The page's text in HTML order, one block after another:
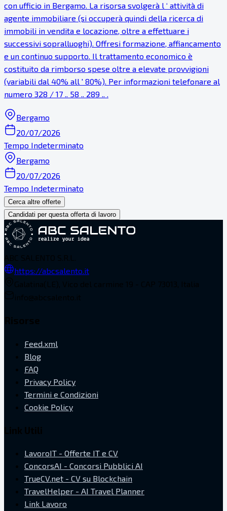
con ufficio in Bergamo. La risorsa svolgerà l ‘ attività di
agente immobiliare (si occuperà quindi della ricerca di
immobili in vendita e locazione, oltre a effettuare i
successivi sopralluoghi). Offresi formazione, affiancamento
e un continuo supporto. Il trattamento economico è
costituito da rimborso spese oltre a elevate provvigioni
(variabili dal 40% all ' 80%). Per informazioni telefonare al
numero 328 / 17 .. 58 .. 289 .. .
Bergamo
20/07/2026
Tempo Indeterminato
Bergamo
20/07/2026
Tempo Indeterminato
Cerca altre offerte
Candidati per questa offerta di lavoro
https://abcsalento.it
Feed.xml
Blog
FAQ
Privacy Policy
Termini e Condizioni
Cookie Policy
LavoroIT - Offerte IT e CV
ConcorsAI - Concorsi Pubblici AI
TrueCV.net - CV su Blockchain
TravelHelper - AI Travel Planner
Link Lavoro